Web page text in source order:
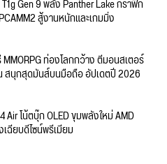
Gen 9 พลัง Panther Lake กราฟิก
สู้งานหนักและเกมมิ่ง
MMORPG ท่องโลกกว้าง ตีมอนสเตอร์
สนุกสุดมันส์บนมือถือ อัปเดตปี 2026
Air โน้ตบุ๊ก OLED ขุมพลังใหม่ AMD
ฉียบดีไซน์พรีเมียม